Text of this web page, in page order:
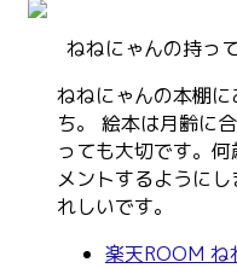
ねねにゃんの持っ
ねねにゃんの本棚
ち。 絵本は月齢に
っても大切です。
メントするように
れしいです。
楽天ROOM ね